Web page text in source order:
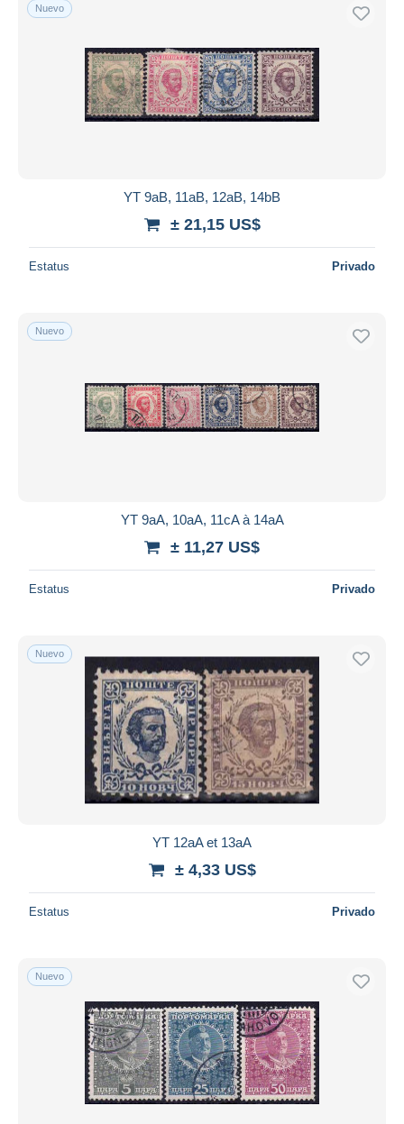
Nuevo
YT 9aB, 11aB, 12aB, 14bB
± 21,15 US$
Estatus Privado
Nuevo
YT 9aA, 10aA, 11cA à 14aA
± 11,27 US$
Estatus Privado
Nuevo
YT 12aA et 13aA
± 4,33 US$
Estatus Privado
Nuevo